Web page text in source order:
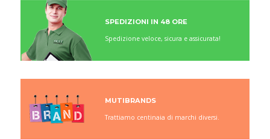
SPEDIZIONI IN 48 ORE
Spedizione veloce, sicura e assicurata!
MUTIBRANDS
Trattiamo centinaia di marchi diversi.